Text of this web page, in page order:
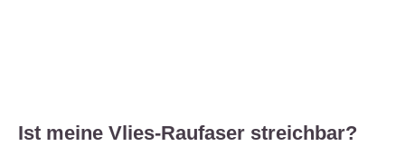
Ist meine Vlies-Raufaser streichbar?